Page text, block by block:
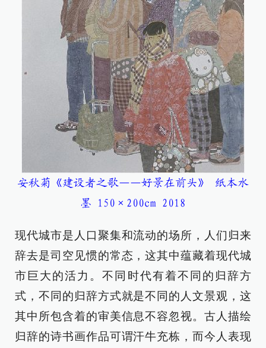
安秋菊《建设者之歌——好景在前头》 纸本水
墨 150×200cm 2018
现代城市是人口聚集和流动的场所，人们归来
辞去是司空见惯的常态，这其中蕴藏着现代城
市巨大的活力。不同时代有着不同的归辞方
式，不同的归辞方式就是不同的人文景观，这
其中所包含着的审美信息不容忽视。古人描绘
归辞的诗书画作品可谓汗牛充栋，而今人表现